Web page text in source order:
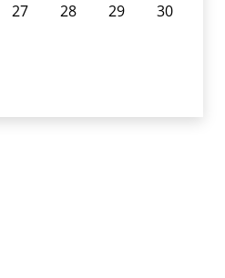
27 28 29
30